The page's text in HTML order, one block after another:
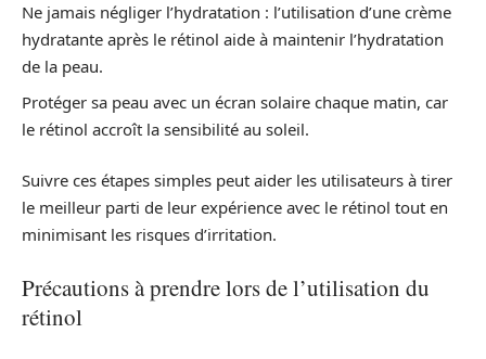
Ne jamais négliger l’hydratation : l’utilisation d’une crème
hydratante après le rétinol aide à maintenir l’hydratation
de la peau.
Protéger sa peau avec un écran solaire chaque matin, car
le rétinol accroît la sensibilité au soleil.
Suivre ces étapes simples peut aider les utilisateurs à tirer
le meilleur parti de leur expérience avec le rétinol tout en
minimisant les risques d’irritation.
Précautions à prendre lors de l’utilisation du
rétinol